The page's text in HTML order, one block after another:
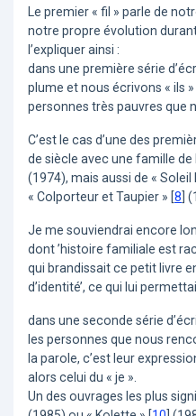
Le premier « fil » parle de
notre propre évolution
l’expliquer ainsi :
dans une première série
plume et nous écrivons « ils
personnes très pauvres que
C’est le cas d’une des
de siècle avec une famille de
(1974), mais aussi de « Soleil
« Colporteur et Taupier » [8
Je me souviendrai encore
dont ’histoire familiale est
qui brandissait ce petit livre
d’identité’, ce qui lui
dans une seconde série
les personnes que nous
la parole, c’est leur
alors celui du « je ».
Un des ouvrages les plus